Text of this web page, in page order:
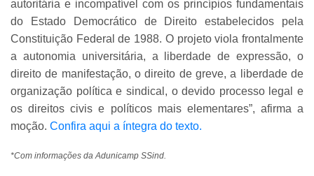
autoritária e incompatível com os princípios fundamentais
do Estado Democrático de Direito estabelecidos pela
Constituição Federal de 1988. O projeto viola frontalmente
a autonomia universitária, a liberdade de expressão, o
direito de manifestação, o direito de greve, a liberdade de
organização política e sindical, o devido processo legal e
os direitos civis e políticos mais elementares”, afirma a
moção. Confira aqui a íntegra do texto.
*Com informações da Adunicamp SSind.